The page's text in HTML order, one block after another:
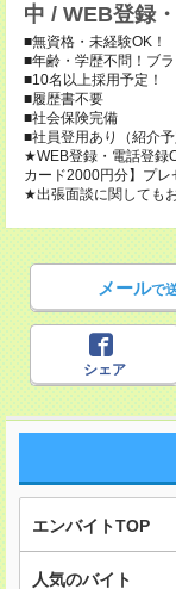
中 / WEB登録
■無資格・未経験OK！
■年齢・学歴不問！ブ
■10名以上採用予定！
■履歴書不要
■社会保険完備
■社員登用あり（紹介予
★WEB登録・電話登録
カード2000円分】プレ
★出張面談に関しても
メールで
シェア
エンバイトTOP
人気のバイト